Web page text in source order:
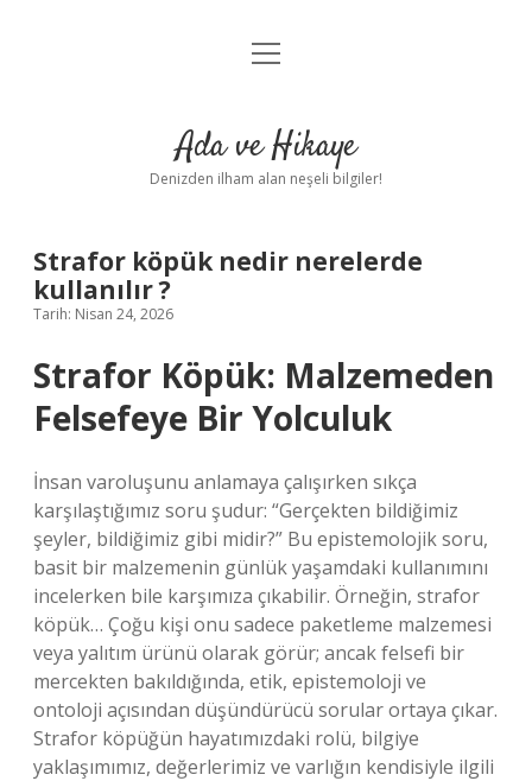
Anasayfa
Yasal Uyarı
menüyü
Ada ve Hikaye
Denizden ilham alan neşeli bilgiler!
Strafor köpük nedir nerelerde
kullanılır ?
Tarih: Nisan 24, 2026
Strafor Köpük: Malzemeden
Felsefeye Bir Yolculuk
İnsan varoluşunu anlamaya çalışırken sıkça
karşılaştığımız soru şudur: “Gerçekten bildiğimiz
şeyler, bildiğimiz gibi midir?” Bu epistemolojik soru,
basit bir malzemenin günlük yaşamdaki kullanımını
incelerken bile karşımıza çıkabilir. Örneğin, strafor
köpük… Çoğu kişi onu sadece paketleme malzemesi
veya yalıtım ürünü olarak görür; ancak felsefi bir
mercekten bakıldığında, etik, epistemoloji ve
ontoloji açısından düşündürücü sorular ortaya çıkar.
Strafor köpüğün hayatımızdaki rolü, bilgiye
yaklaşımımız, değerlerimiz ve varlığın kendisiyle ilgili